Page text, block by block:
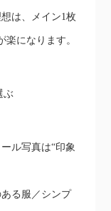
は、メイン1枚
楽になります。
ぶ
ル写真は“印象
る服／シンプ